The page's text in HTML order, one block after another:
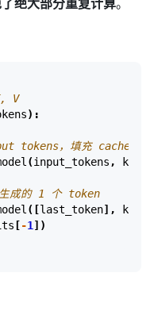
V
):
tokens，填充 cache
(input_tokens ,
生成的 1 个 token
([last_token],
[-1 ])